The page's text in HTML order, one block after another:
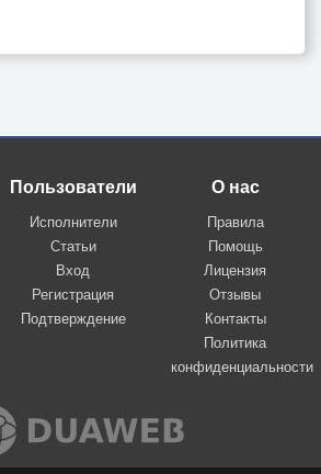
Пользователи
Исполнители
Статьи
Вход
Регистрация
Подтверждение
О нас
Правила
Помощь
Лицензия
Отзывы
Контакты
Политика
конфиденциальности